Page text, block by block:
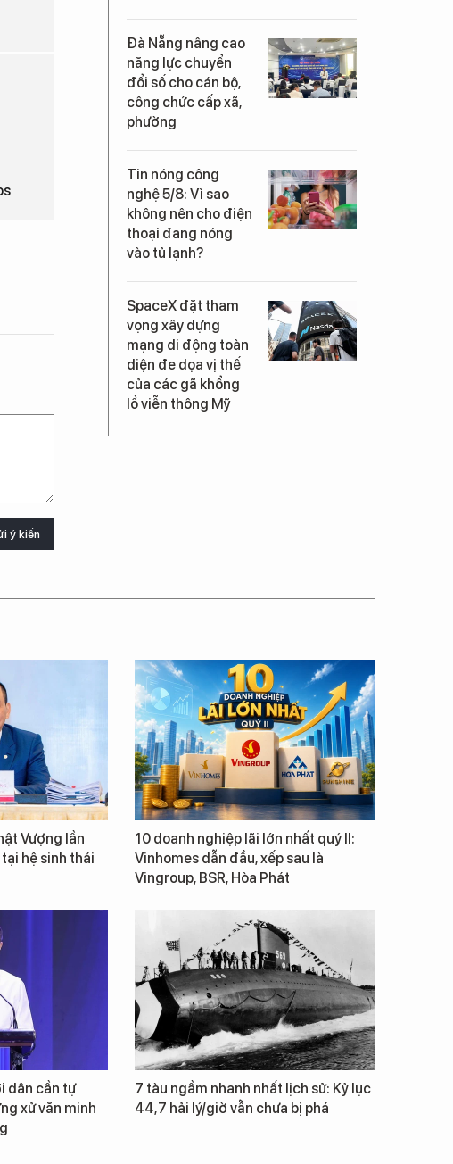
ý kiến
Đà Nẵng nâng cao
năng lực chuyển
đổi số cho cán bộ,
công chức cấp xã,
phường
Tin nóng công
nghệ 5/8: Vì sao
không nên cho điện
thoại đang nóng
vào tủ lạnh?
SpaceX đặt tham
vọng xây dựng
mạng di động toàn
diện đe dọa vị thế
của các gã khổng
lồ viễn thông Mỹ
Vượng lần
hệ sinh thái
10 doanh nghiệp lãi lớn nhất quý II:
Vinhomes dẫn đầu, xếp sau là
Vingroup, BSR, Hòa Phát
dân cần tự
xử văn minh
7 tàu ngầm nhanh nhất lịch sử: Kỷ lục
44,7 hải lý/giờ vẫn chưa bị phá